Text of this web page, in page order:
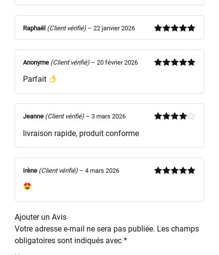
Note5sur
Note5sur
Raphaël (Client vérifié) – 22 janvier 2026
Anonyme (Client vérifié) – 20 février 2026
Parfait
Jeanne (Client vérifié) – 3 mars 2026
livraison rapide, produit conforme
Irène (Client vérifié) – 4 mars 2026
Ajouter un Avis
Votre adresse e-mail ne sera pas publiée. Les champs
obligatoires sont indiqués avec *